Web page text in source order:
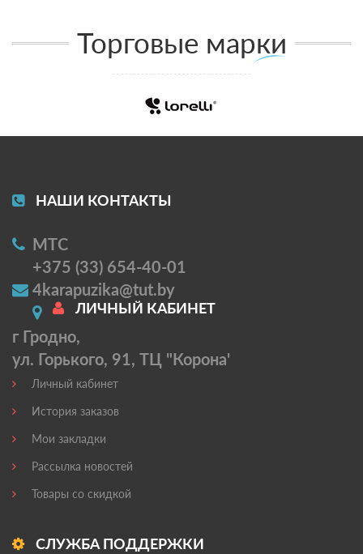
Торговые марки
НАШИ КОНТАКТЫ
МТС
+375 (33) 654-40-01
4karapuzika@tut.by
г Гродно,
ул. Горького, 91, ТЦ "Корона'
ЛИЧНЫЙ КАБИНЕТ
Личный кабинет
История заказов
Мои закладки
Рассылка новостей
Товары со скидкой
СЛУЖБА ПОДДЕРЖКИ